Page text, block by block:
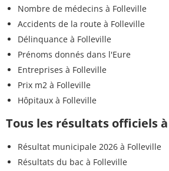
Nombre de médecins à Folleville
Accidents de la route à Folleville
Délinquance à Folleville
Prénoms donnés dans l'Eure
Entreprises à Folleville
Prix m2 à Folleville
Hôpitaux à Folleville
Tous les résultats officiels
Résultat municipale 2026 à Folleville
Résultats du bac à Folleville